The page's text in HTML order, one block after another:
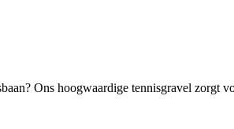
Ons hoogwaardige tennisgravel zorgt